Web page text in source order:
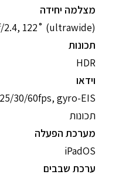
מצלמה יחידה
2.4, 122˚ (ultrawide)
תכונות
HDR
וידאו
30/60fps, gyro-EIS
תכונות
מערכת הפעלה
iPadOS
ערכת שבבים